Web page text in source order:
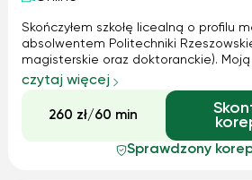
Skończyłem szkołę licealną o profilu
absolwentem Politechniki
magisterskie oraz doktoranckie).
fizyka oraz edukacja, zatem ta
pozwala na skuteczne nauczanie.
doświadczenie trenerskie w
czytaj więcej
260 zł/60 min
Sprawdzony